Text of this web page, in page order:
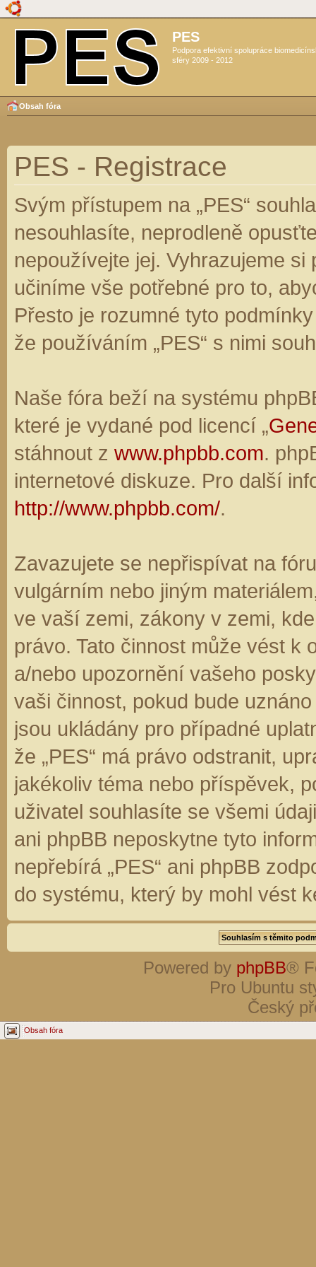
PES
Podpora efektivní spolupráce
sféry 2009 - 2012
Obsah fóra
PES - Registrace
Svým přístupem na „PES“
nesouhlasíte, neprodleně
nepoužívejte jej. Vyhrazujeme
učiníme vše potřebné pro to,
Přesto je rozumné tyto
že používáním „PES“ s nimi
Naše fóra beží na systému
které je vydané pod licencí „
stáhnout z www.phpbb.com.
internetové diskuze. Pro další
http://www.phpbb.com/.
Zavazujete se nepřispívat na
vulgárním nebo jiným
ve vaší zemi, zákony v zemi,
právo. Tato činnost může vést k
a/nebo upozornění vašeho
vaši činnost, pokud bude
jsou ukládány pro případné
že „PES“ má právo odstranit,
jakékoliv téma nebo příspěvek,
uživatel souhlasíte se všemi
ani phpBB neposkytne tyto
nepřebírá „PES“ ani phpBB
do systému, který by mohl vést
Powered by phpBB®
Pro Ubuntu
Český
Obsah fóra